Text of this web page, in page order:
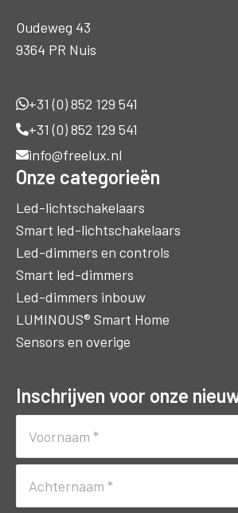
Oudeweg 43
9364 PR Nuis
+31 (0) 852 129 541
+31 (0) 852 129 541
info@freelux.nl
Onze categorieën
Led-lichtschakelaars
Smart led-lichtschakelaars
Led-dimmers en controls
Smart led-dimmers
Led-dimmers inbouw
LUMINOUS® Smart Home
Sensors en overige
Inschrijven voor onze